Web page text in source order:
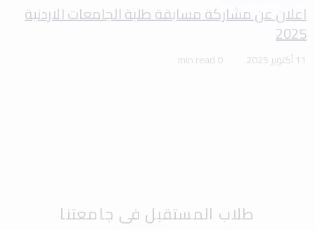
اعلان عن مشاركة مسابقة طلبة الجامعات الاردنية
2025
11 أكتوبر 2025 0 min read
طلاب المستقبل في جامعتنا